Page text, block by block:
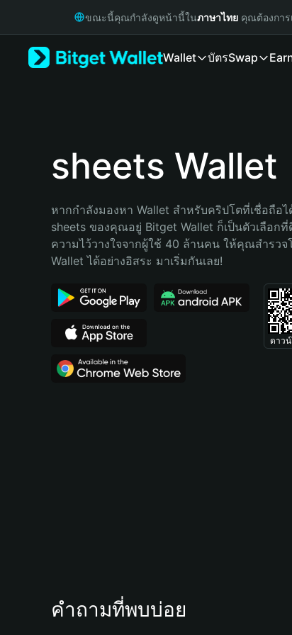
Русский
Bahasa Indonesia
Português (Brasil)
ขณะนี้คุณกำลังดูหน้านี้ในภาษาไทย คุณต้องการ
Wallet บัตรSwap
sheets Wallet
หากกำลังมองหา Wallet สำหรับคริปโตที่เชื่อถือ
sheets ของคุณอยู่ Bitget Wallet ก็เป็นตัวเลือก
ความไว้วางใจจากผู้ใช้ 40 ล้านคน ให้คุณสำรว
Wallet ได้อย่างอิสระ มาเริ่มกันเลย!
ดาว
คำถามที่พบบ่อย